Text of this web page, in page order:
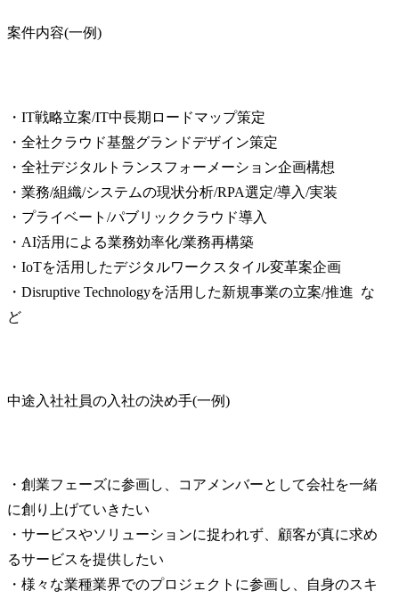
案件内容(一例)
・IT戦略立案/IT中長期ロードマップ策定
・全社クラウド基盤グランドデザイン策定
・全社デジタルトランスフォーメーション企画構想
・業務/組織/システムの現状分析/RPA選定/導入/実装
・プライベート/パブリッククラウド導入
・AI活用による業務効率化/業務再構築
・IoTを活用したデジタルワークスタイル変革案企画
・Disruptive Technologyを活用した新規事業の立案/推進  な
ど
中途入社社員の入社の決め手(一例)
・創業フェーズに参画し、コアメンバーとして会社を一緒
に創り上げていきたい
・サービスやソリューションに捉われず、顧客が真に求め
るサービスを提供したい
・様々な業種業界でのプロジェクトに参画し、自身のスキ